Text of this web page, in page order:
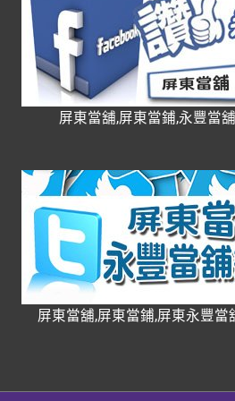
屏東當舖,屏東當鋪,永豐當
屏東當舖,屏東當鋪,屏東永豐當